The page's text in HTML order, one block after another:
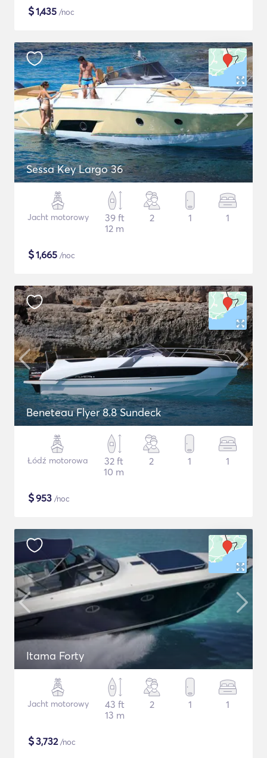
$1,435 /noc
Sessa Key Largo 36
Jacht motorowy
39 ft
12 m
2 1 1
$1,665 /noc
Beneteau Flyer 8.8 Sundeck
Łódź motorowa
32 ft
10 m
2 1 1
$953 /noc
Itama Forty
Jacht motorowy
43 ft
13 m
2 1 1
$3,732/noc